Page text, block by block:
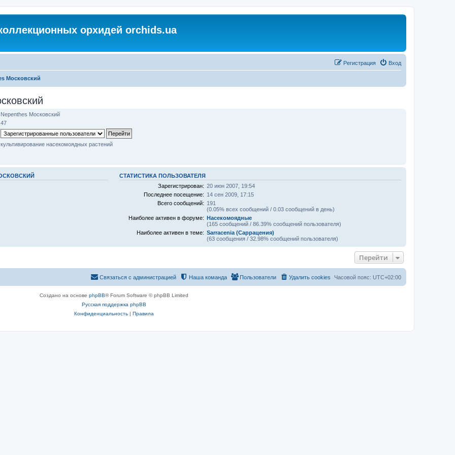
орхидей orchids.ua
Вход
Регистрация
Московский
Nepenthes Московский
47
культивирование насекомоядных растений
СТАТИСТИКА ПОЛЬЗОВАТЕЛЯ
Зарегистрирован: 20 июн 2007, 19:54
Последнее посещение: 14 сен 2009, 17:15
Всего сообщений: 191
(0.05% всех сообщений / 0.03 сообщений в день)
Наиболее активен в форуме: Насекомоядные
(165 сообщений / 86.39% сообщений пользователя)
Наиболее активен в теме: Sarracenia (Саррацения)
(63 сообщения / 32.98% сообщений пользователя)
Перейти
Часовой пояс: UTC+02:00
Удалить cookies
Пользователи
Наша команда
Связаться с администрацией
Создано на основе phpBB® Forum Software © phpBB Limited
Русская поддержка phpBB
Конфиденциальность| Правила